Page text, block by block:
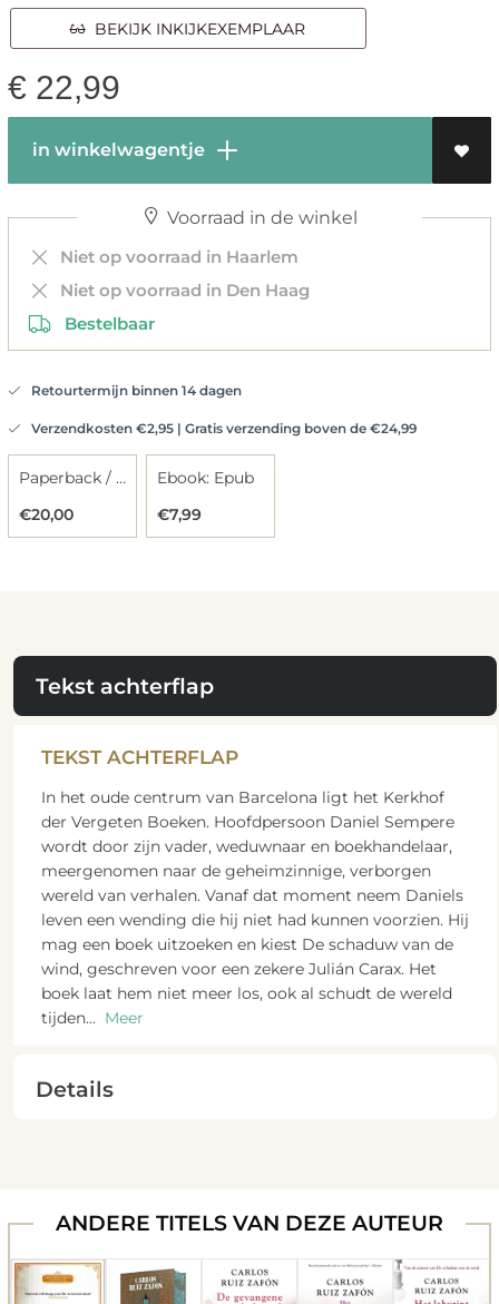
BEKIJK INKIJKEXEMPLAAR
€ 22,99
in winkelwagentje
Voorraad in de winkel
Niet op voorraad in Haarlem
Niet op voorraad in Den Haag
Bestelbaar
Retourtermijn binnen 14 dagen
Verzendkosten €2,95 | Gratis verzending boven de €24,99
Paperback / softback
€20,00
Ebook: Epub
€7,99
Tekst achterflap
TEKST ACHTERFLAP
In het oude centrum van Barcelona ligt het Kerkhof
der Vergeten Boeken. Hoofdpersoon Daniel Sempere
wordt door zijn vader, weduwnaar en boekhandelaar,
meergenomen naar de geheimzinnige, verborgen
wereld van verhalen. Vanaf dat moment neem Daniels
leven een wending die hij niet had kunnen voorzien. Hij
mag een boek uitzoeken en kiest De schaduw van de
wind, geschreven voor een zekere Julián Carax. Het
boek laat hem niet meer los, ook al schudt de wereld
tijden... Meer
Details
ANDERE TITELS VAN DEZE AUTEUR